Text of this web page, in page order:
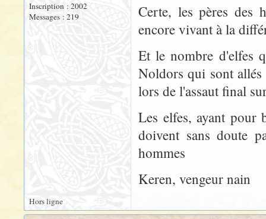
Inscription : 2002
Messages : 219
Certe, les pères des
encore vivant à la
Et le nombre d'elfes
Noldors qui sont
lors de l'assaut final
Les elfes, ayant pour
doivent sans doute
hommes
Keren, vengeur nain
Hors ligne